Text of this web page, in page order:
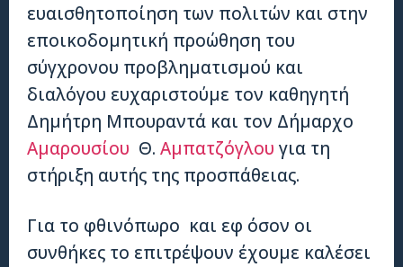
ευαισθητοποίηση των πολιτών και στην
εποικοδομητική προώθηση του
σύγχρονου προβληματισμού και
διαλόγου ευχαριστούμε τον καθηγητή
Δημήτρη Μπουραντά και τον Δήμαρχο
Αμαρουσίου Θ. Αμπατζόγλου για τη
στήριξη αυτής της προσπάθειας.
Για το φθινόπωρο και εφ όσον οι
συνθήκες το επιτρέψουν έχουμε καλέσει